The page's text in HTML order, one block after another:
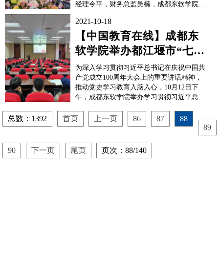
经理令平，财务总监吴楠，成都东软学院副
华，外国语学院英语系副主任张锐出席仪
式。外国语学院商务英语系副主任杨梓英主
持仪式。张建华常务副院长对瑞星公司嘉宾
的到来表示热烈欢迎。...
2021-10-18
【中国教育在线】成都东
软学院举办都江堰市“七
一”专题宣讲会
为深入学习贯彻习近平总书记在庆祝中国共
产党成立100周年大会上的重要讲话精神，
推动党史学习教育入脑入心，10月12日下
午，成都东软学院举办学习贯彻习近平总书
主讲嘉宾系都江堰市党史学习教育市委宣讲
团（第九分团）成员，都江堰市“乡里乡
音”基层宣讲队宣讲员，四川农业大学都江
堰校区基础教学部副...
总数：1392 首页 上一页 86 87
88
89
90 下一页 尾页 页次：88/140